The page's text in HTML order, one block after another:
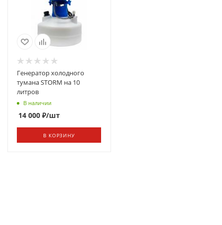
Генератор холодного
тумана STORM на 10
литров
В наличии
14 000 ₽/шт
В КОРЗИНУ